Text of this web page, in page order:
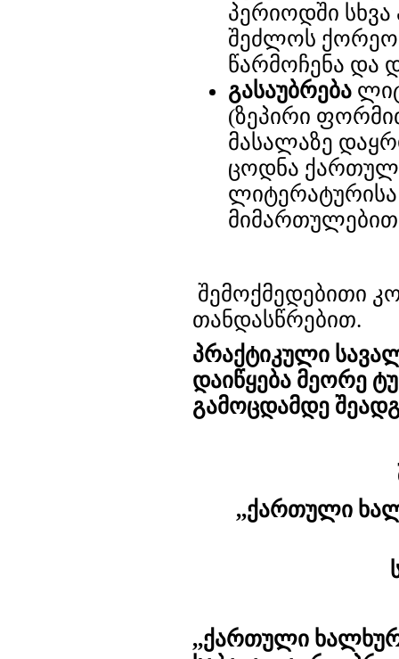
პერიოდში
შეძლოს
წარმოჩენა და
გასაუბრება
(ზეპირი
მასალაზე
ცოდნა
ლიტერატურისა
შემოქმედებითი
თანდასწრებით.
პრაქტიკული
დაიწყება მეორე
გამოცდამდე
,,ქართული
,,ქართული